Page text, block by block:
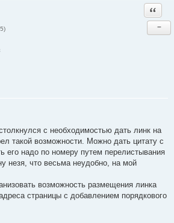
−
с необходимостью дать линк на
такой возможности. Можно дать цитату с
его надо по номеру путем перелистывания
незя, что весьма неудобно, на мой
возможность размещения линка
страницы с добавлением порядкового